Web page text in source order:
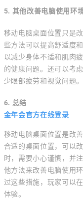
5. 其他改善电脑使用环
移动电脑桌面位置只是
些方法可以提高舒适度
以减少身体不适和肌肉
的健康问题。还可以考
少眼部疲劳和视觉问题。
6. 总结
金年会官方在线登录
移动电脑桌面位置是改
合适的桌面位置，可以
时，需要小心谨慎，并
他方法来改善电脑使用
过这些措施，玩家可以
体验。